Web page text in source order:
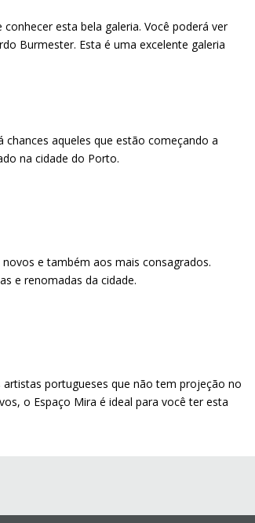
esta bela galeria. Você poderá ver
Burmester. Esta é uma excelente galeria
aqueles que estão começando a
na cidade do Porto.
e também aos mais consagrados.
e renomadas da cidade.
portugueses que não tem projeção no
o Espaço Mira é ideal para você ter esta